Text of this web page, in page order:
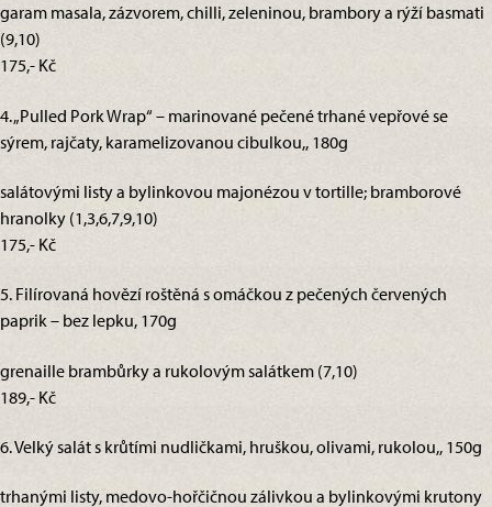
garam masala, zázvorem, chilli, zeleninou, brambory a rýží basmati
(9,10)
175,- Kč
4. „Pulled Pork Wrap“ – marinované pečené trhané vepřové se
sýrem, rajčaty, karamelizovanou cibulkou,, 180g
salátovými listy a bylinkovou majonézou v tortille; bramborové
hranolky (1,3,6,7,9,10)
175,- Kč
5. Filírovaná hovězí roštěná s omáčkou z pečených červených
paprik – bez lepku, 170g
grenaille brambůrky a rukolovým salátkem (7,10)
189,- Kč
6. Velký salát s krůtími nudličkami, hruškou, olivami, rukolou,, 150g
trhanými listy, medovo-hořčičnou zálivkou a bylinkovými krutony